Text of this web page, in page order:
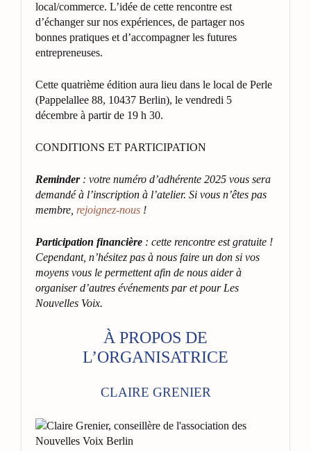
local/commerce. L’idée de cette rencontre est
d’échanger sur nos expériences, de partager nos
bonnes pratiques et d’accompagner les futures
entrepreneuses.
Cette quatrième édition aura lieu dans le local de Perle
(Pappelallee 88, 10437 Berlin), le vendredi 5
décembre à partir de 19 h 30.
CONDITIONS ET PARTICIPATION
Reminder: votre numéro d’adhérente 2025 vous sera
demandé à l’inscription à l’atelier. Si vous n’êtes pas
membre rejoignez-nous !
Participation financière : cette rencontre est gratuite !
Cependant, n’hésitez pas à nous faire un don si vos
moyens vous le permettent afin de nous aider à
organiser d’autres événements par et pour Les
Nouvelles Voix.
À PROPOS DE
L’ORGANISATRICE
CLAIRE GRENIER